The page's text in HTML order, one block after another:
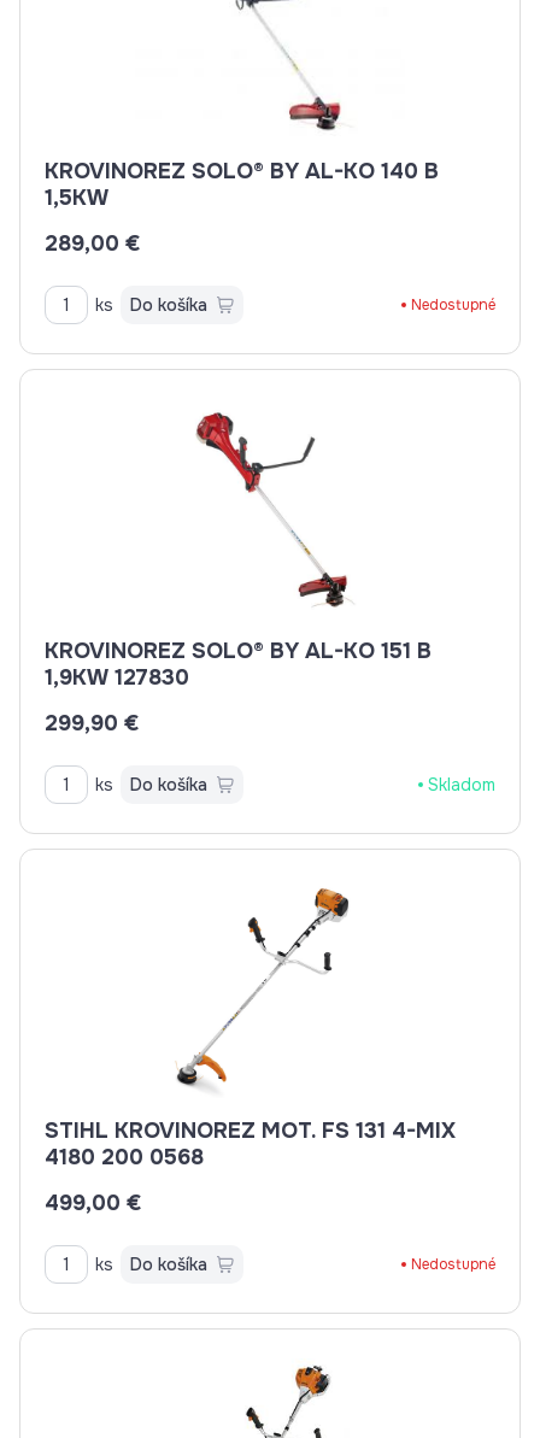
KROVINOREZ SOLO® BY AL-KO 140 B
1,5KW
289,00 €
ks Do košíka Nedostupné
KROVINOREZ SOLO® BY AL-KO 151 B
1,9KW 127830
299,90 €
ks Do košíka Skladom
STIHL KROVINOREZ MOT. FS 131 4-MIX
4180 200 0568
499,00 €
ks Do košíka Nedostupné